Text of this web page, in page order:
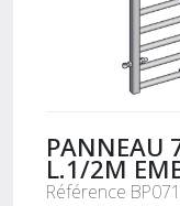
PANNEAU
L.1/2M
Référence